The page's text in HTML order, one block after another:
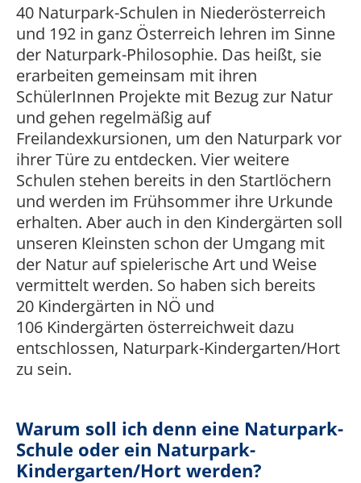
40 Naturpark-Schulen in Niederösterreich
und 192 in ganz Österreich lehren im Sinne
der Naturpark-Philosophie. Das heißt, sie
erarbeiten gemeinsam mit ihren
SchülerInnen Projekte mit Bezug zur Natur
und gehen regelmäßig auf
Freilandexkursionen, um den Naturpark vor
ihrer Türe zu entdecken. Vier weitere
Schulen stehen bereits in den Startlöchern
und werden im Frühsommer ihre Urkunde
erhalten. Aber auch in den Kindergärten soll
unseren Kleinsten schon der Umgang mit
der Natur auf spielerische Art und Weise
vermittelt werden. So haben sich bereits
20 Kindergärten in NÖ und
106 Kindergärten österreichweit dazu
entschlossen, Naturpark-Kindergarten/Hort
zu sein.
Warum soll ich denn eine Naturpark-
Schule oder ein Naturpark-
Kindergarten/Hort werden?